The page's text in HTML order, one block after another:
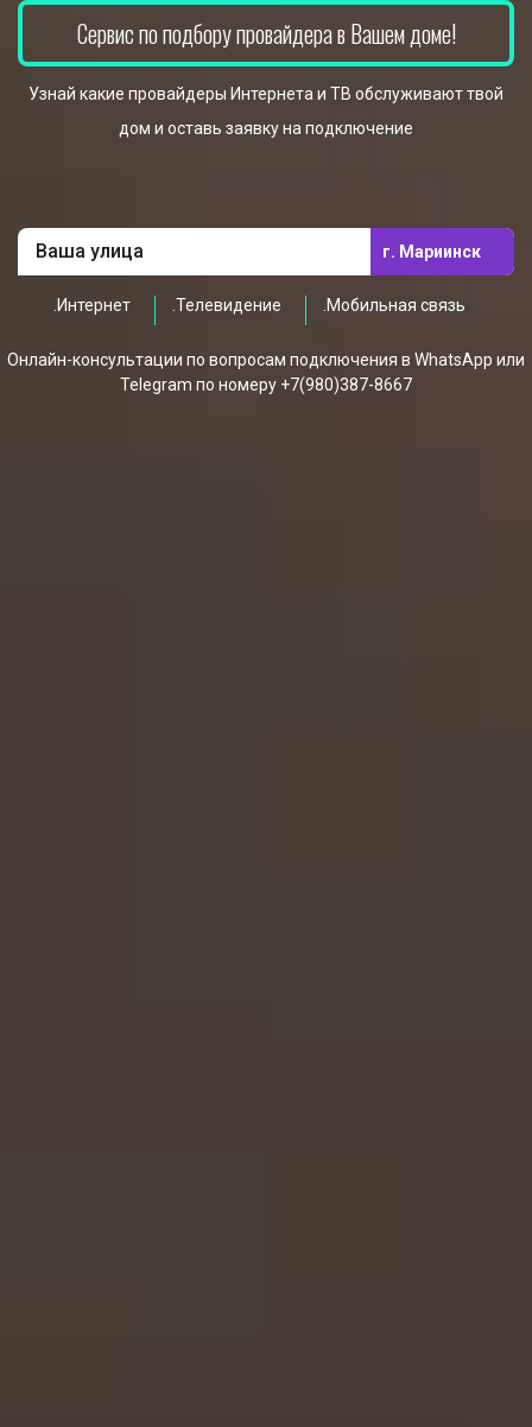
Сервис по подбору провайдера в Вашем доме!
Узнай какие провайдеры Интернета и ТВ обслуживают твой
дом и оставь заявку на подключение
г. Мариинск
.Интернет .Телевидение .Мобильная связь
Онлайн-консультации по вопросам подключения в WhatsApp или
Telegram по номеру +7(980)387-8667